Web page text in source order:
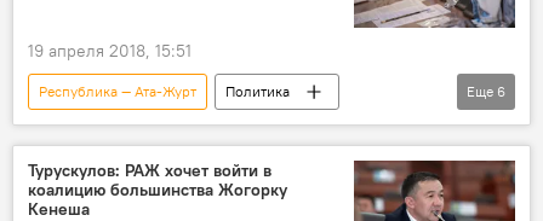
19 апреля 2018, 15:51
Республика — Ата-Журт
Политика
Новости
Кыргызстан
Жогорку Кенеш
фракция
коалиция
Еще 6
Турускулов: РАЖ хочет войти в
коалицию большинства Жогорку
Кенеша